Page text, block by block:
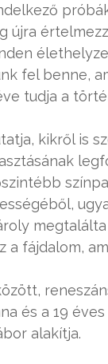
újra
fel benne,
tudja a
kikről is
a fájdalom,
és a 19
alakítja.